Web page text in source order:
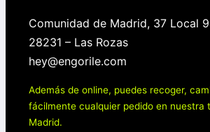
Comunidad de Madrid, 37 Local
28231 – Las Rozas
hey@engorile.com
Además de online, puedes recoger,
fácilmente cualquier pedido en nuestra
Madrid.